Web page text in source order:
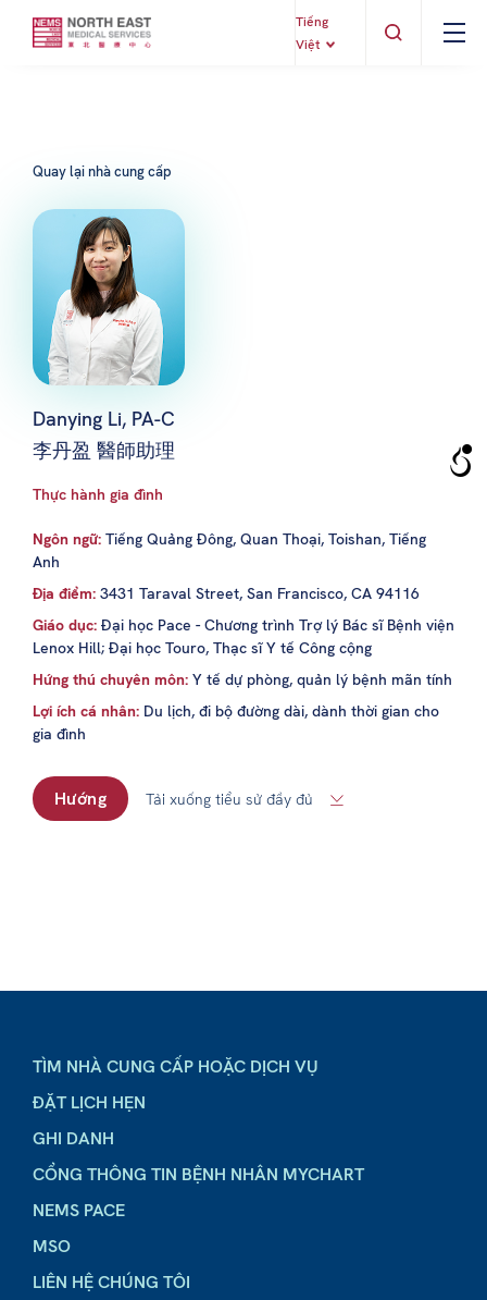
Tiếng
Việt
Quay lại nhà cung cấp
Danying Li, PA-C
李丹盈 醫師助理
Thực hành gia đình
Ngôn ngữ: Tiếng Quảng Đông, Quan Thoại, Toishan, Tiếng
Anh
Địa điểm: 3431 Taraval Street, San Francisco, CA 94116
Giáo dục: Đại học Pace - Chương trình Trợ lý Bác sĩ Bệnh viện
Lenox Hill; Đại học Touro, Thạc sĩ Y tế Công cộng
Hứng thú chuyên môn: Y tế dự phòng, quản lý bệnh mãn tính
Lợi ích cá nhân: Du lịch, đi bộ đường dài, dành thời gian cho
gia đình
Hướng Tải xuống tiểu sử đầy đủ
TÌM NHÀ CUNG CẤP HOẶC DỊCH VỤ
ĐẶT LỊCH HẸN
GHI DANH
CỔNG THÔNG TIN BỆNH NHÂN MYCHART
NEMS PACE
MSO
LIÊN HỆ CHÚNG TÔI